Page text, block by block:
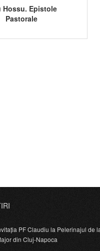
Hossu. Epistole
Pastorale
PF Claudiu la Pelerinajul de
din Cluj-Napoca